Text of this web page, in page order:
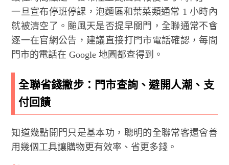
一旦宣布停班停課，泡麵區和葉菜類通常 1 小時內
就被清空了。颱風天是否提早關門，全聯通常不會
逐一在官網公告，建議直接打門市電話確認，每間
門市的電話在 Google 地圖都查得到。
全聯省錢撇步：門市查詢、避開人潮、支
付回饋
知道幾點開門只是基本功，聰明的全聯常客還會善
用幾個工具讓購物更有效率、省更多錢。